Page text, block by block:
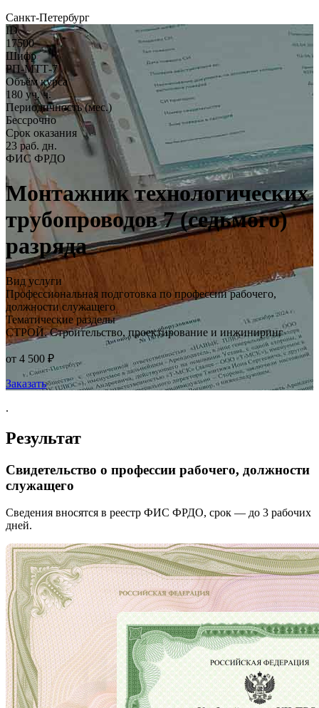
Санкт-Петербург
ID
17500
Шифр
РП-МТТ-7
Объём курса
180 уч. ч.
Периодичность (мес.)
Бессрочно
Срок оказания
23 раб. дн.
ФИС ФРДО
Монтажник технологических
трубопроводов 7 (седьмого)
разряда
Вид услуги
Профессиональная подготовка по профессии рабочего,
должности служащего
Тематические разделы
СТРОЙ. Строительство, проектирование и инжиниринг
от 4 500 ₽
Заказать
.
Результат
Свидетельство о профессии рабочего, должности
служащего
Сведения вносятся в реестр ФИС ФРДО, срок — до 3 рабочих
дней.